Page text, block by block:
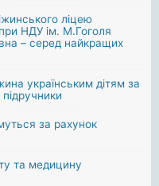
ліцею
при НДУ ім. М.Гоголя
– серед найкращих
українським дітям за
за рахунок
та медицину